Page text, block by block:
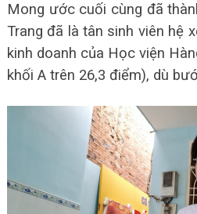
Mong ước cuối cùng đã
Trang đã là tân sinh viên hệ
kinh doanh của Học viện
khối A trên 26,3 điểm), dù